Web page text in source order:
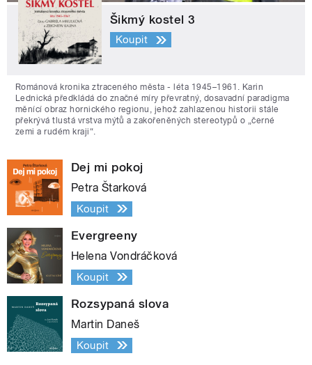
Šikmý kostel 3
Koupit
Románová kronika ztraceného města - léta 1945–1961. Karin
Lednická předkládá do značné míry převratný, dosavadní paradigma
měnící obraz hornického regionu, jehož zahlazenou historii stále
překrývá tlustá vrstva mýtů a zakořeněných stereotypů o „černé
zemi a rudém kraji“.
Dej mi pokoj
Petra Štarková
Koupit
Evergreeny
Helena Vondráčková
Koupit
Rozsypaná slova
Martin Daneš
Koupit